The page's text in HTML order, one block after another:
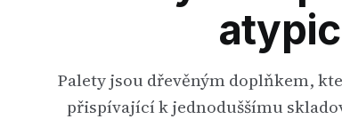
Palety jsou dřevěným doplňkem,
přispívající k jednoduššímu